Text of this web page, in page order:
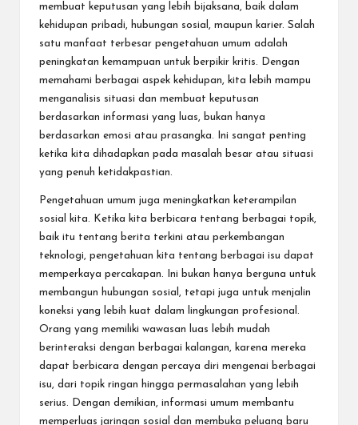
membuat keputusan yang lebih bijaksana, baik dalam
kehidupan pribadi, hubungan sosial, maupun karier. Salah
satu manfaat terbesar pengetahuan umum adalah
peningkatan kemampuan untuk berpikir kritis. Dengan
memahami berbagai aspek kehidupan, kita lebih mampu
menganalisis situasi dan membuat keputusan
berdasarkan informasi yang luas, bukan hanya
berdasarkan emosi atau prasangka. Ini sangat penting
ketika kita dihadapkan pada masalah besar atau situasi
yang penuh ketidakpastian.
Pengetahuan umum juga meningkatkan keterampilan
sosial kita. Ketika kita berbicara tentang berbagai topik,
baik itu tentang berita terkini atau perkembangan
teknologi, pengetahuan kita tentang berbagai isu dapat
memperkaya percakapan. Ini bukan hanya berguna untuk
membangun hubungan sosial, tetapi juga untuk menjalin
koneksi yang lebih kuat dalam lingkungan profesional.
Orang yang memiliki wawasan luas lebih mudah
berinteraksi dengan berbagai kalangan, karena mereka
dapat berbicara dengan percaya diri mengenai berbagai
isu, dari topik ringan hingga permasalahan yang lebih
serius. Dengan demikian, informasi umum membantu
memperluas jaringan sosial dan membuka peluang baru